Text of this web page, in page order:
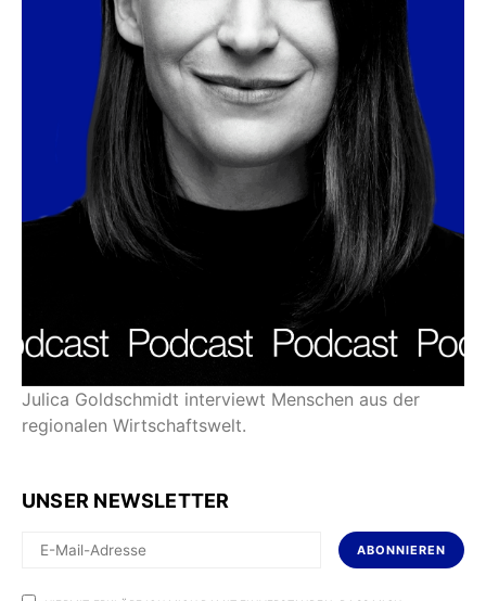
Julica Goldschmidt interviewt Menschen aus der
regionalen Wirtschaftswelt.
UNSER NEWSLETTER
ABONNIEREN